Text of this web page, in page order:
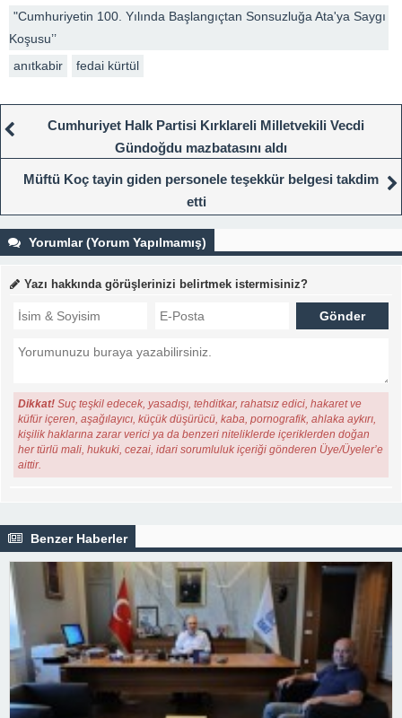
"Cumhuriyetin 100. Yılında Başlangıçtan Sonsuzluğa Ata'ya Saygı
Koşusu’’
anıtkabir
fedai kürtül
Cumhuriyet Halk Partisi Kırklareli Milletvekili Vecdi
Gündoğdu mazbatasını aldı
Müftü Koç tayin giden personele teşekkür belgesi takdim
etti
Yorumlar (Yorum Yapılmamış)
Yazı hakkında görüşlerinizi belirtmek istermisiniz?
Dikkat! Suç teşkil edecek, yasadışı, tehditkar, rahatsız edici, hakaret ve
küfür içeren, aşağılayıcı, küçük düşürücü, kaba, pornografik, ahlaka aykırı,
kişilik haklarına zarar verici ya da benzeri niteliklerde içeriklerden doğan
her türlü mali, hukuki, cezai, idari sorumluluk içeriği gönderen Üye/Üyeler’e
aittir.
Benzer Haberler